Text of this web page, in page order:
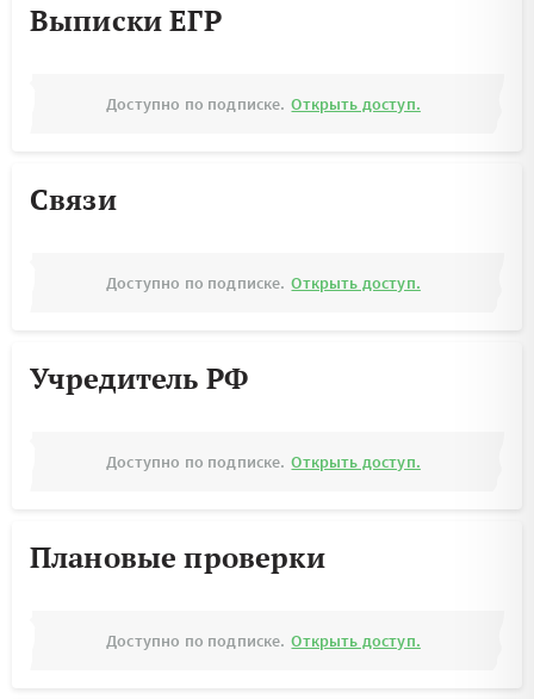
Выписки ЕГР
Доступно по подписке. Открыть доступ.
Связи
Доступно по подписке. Открыть доступ.
Учредитель РФ
Доступно по подписке. Открыть доступ.
Плановые проверки
Доступно по подписке. Открыть доступ.